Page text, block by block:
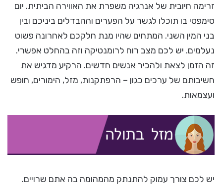
זרימה חיובית של אנרגיה משפרת את האווירה הביתית. יום
סימפטי בו תוכלו לגשר על הפערים וההבדלים ביניכם ובין
בני המין השני. המתחים שהיו מנת חלקכם לאחרונה פשוט
נעלמים. יש לכם מצב רוח לרומנטיקה וזה בהחלט אפשרי.
זה הזמן לצאת ולהכיר אנשים חדשים. הרקיע מדגיש את
חשיבותם של ערכים כגון – הרפתקנות, מזל, הימורים, חופש
ועצמאות.
יש לכם צורך עמוק להתנתק מהמהומה בה אתם שרויים.